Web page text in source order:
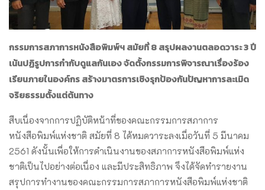
กรรมการสภาการหนังสือพิมพ์ฯ สมัยที่ 8 สรุปผลงานตลอดวาระ 3 ปี
เน้นปฏิรูปการกำกับดูแลกันเอง จัดตั้งกรรมการพิจารณาเรื่องร้อง
เรียนภายในองค์กร สร้างมาตรการเชิงรุกป้องกันปัญหาการละเมิด
จริยธรรมตั้งแต่ต้นทาง
สืบเนื่องจากการปฏิบัติหน้าที่ของคณะกรรมการสภาการ
หนังสือพิมพ์แห่งชาติ สมัยที่ 8 ได้หมดวาระลงเมื่อวันที่ 5 มีนาคม
2561 ดังนั้นเพื่อให้การดำเนินงานของสภาการหนังสือพิมพ์แห่ง
ชาติเป็นไปอย่างต่อเนื่อง และมีประสิทธิภาพ จึงได้จัดทำรายงาน
สรุปการทำงานของคณะกรรมการสภาการหนังสือพิมพ์แห่งชาติ